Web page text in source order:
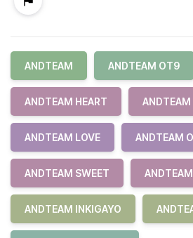
ANDTEAM ANDTEAM OT9
ANDTEAM HEART
ANDTEAM LOVE ANDTEAM
ANDTEAM SWEET
ANDTEAM INKIGAYO